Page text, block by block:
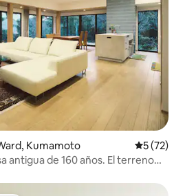
Kumamoto
5 (72)
antigua de 160 años. El terreno